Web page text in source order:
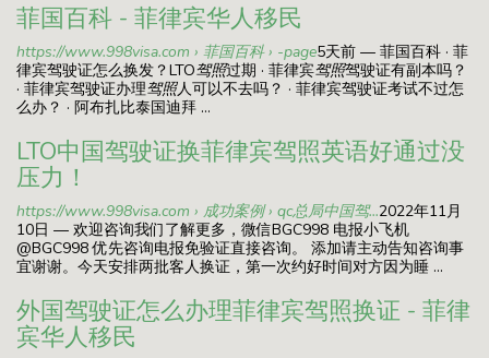
菲国百科 - 菲律宾华人移民
https://www.998visa.com › 菲国百科 › -page5天前 — 菲国百科 · 菲
律宾驾驶证怎么换发？LTO驾照过期 · 菲律宾驾照驾驶证有副本吗？
· 菲律宾驾驶证办理驾照人可以不去吗？ · 菲律宾驾驶证考试不过怎
么办？ · 阿布扎比泰国迪拜 ...
LTO中国驾驶证换菲律宾驾照英语好通过没
压力！
https://www.998visa.com › 成功案例 › qc总局中国驾...2022年11月
10日 — 欢迎咨询我们了解更多，微信BGC998 电报小飞机
@BGC998 优先咨询电报免验证直接咨询。 添加请主动告知咨询事
宜谢谢。今天安排两批客人换证，第一次约好时间对方因为睡 ...
外国驾驶证怎么办理菲律宾驾照换证 - 菲律
宾华人移民